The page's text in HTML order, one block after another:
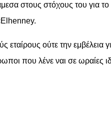
στους στόχους του για
εταίρους ούτε την
που λένε ναι σε